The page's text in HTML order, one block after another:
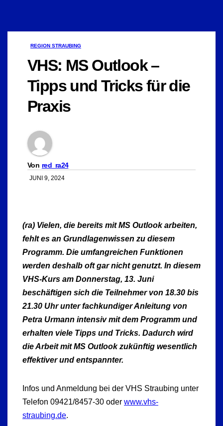
REGION STRAUBING
VHS: MS Outlook –
Tipps und Tricks für die
Praxis
Von red_ra24
JUNI 9, 2024
(ra) Vielen, die bereits mit MS Outlook arbeiten,
fehlt es an Grundlagenwissen zu diesem
Programm. Die umfangreichen Funktionen
werden deshalb oft gar nicht genutzt. In diesem
VHS-Kurs am Donnerstag, 13. Juni
beschäftigen sich die Teilnehmer von 18.30 bis
21.30 Uhr unter fachkundiger Anleitung von
Petra Urmann intensiv mit dem Programm und
erhalten viele Tipps und Tricks. Dadurch wird
die Arbeit mit MS Outlook zukünftig wesentlich
effektiver und entspannter.
Infos und Anmeldung bei der VHS Straubing unter
Telefon 09421/8457-30 oder www.vhs-
straubing.de.